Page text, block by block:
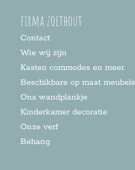
firma zoethout
Contact
Wie wij zijn
Kasten commodes en meer
Beschikbare op maat meubels
Ons wandplankje
Kinderkamer decoratie
Onze verf
Behang